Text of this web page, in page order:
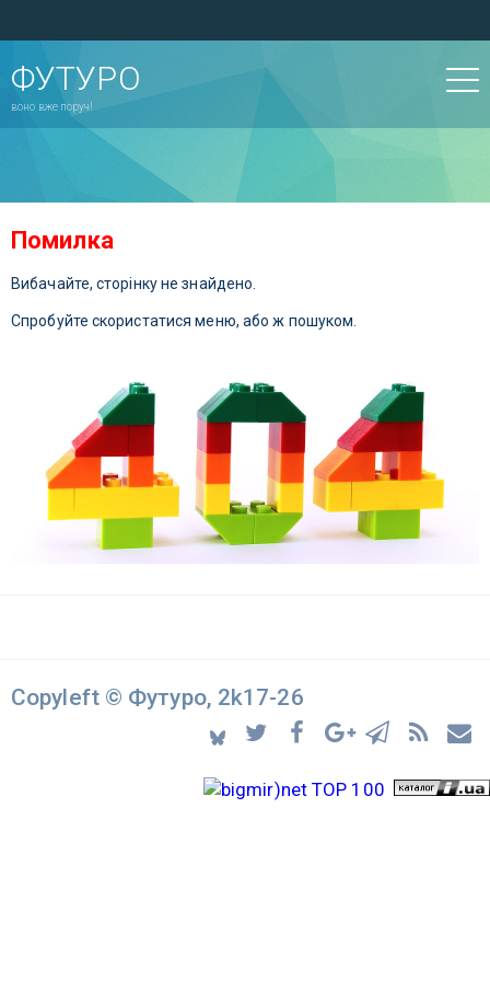
ФУТУРО
воно вже поруч!
Помилка
Вибачайте, сторінку не знайдено.
Спробуйте скористатися меню, або ж пошуком.
Copyleft © Футуро, 2k17-26